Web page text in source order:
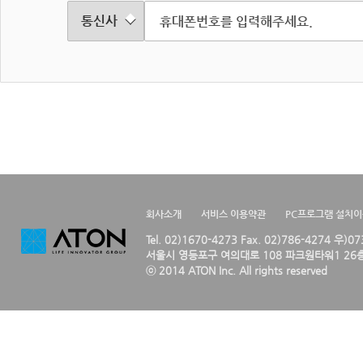
회사소개 서비스 이용약관 PC프로그램 설치
Tel. 02)1670-4273 Fax. 02)786-4274 우
서울시 영등포구 여의대로 108 파크원타워1 26
ⓒ 2014 ATON Inc. All rights reserved